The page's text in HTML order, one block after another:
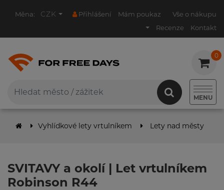
Měna: CZK Přihlášení Mám poukaz
Vše o nákupu
Recenze
Kontakt
0
0
MENU
Vyhlídkové lety vrtulníkem Lety nad městy
SVITAVY a okolí | Let vrtulníkem
Robinson R44